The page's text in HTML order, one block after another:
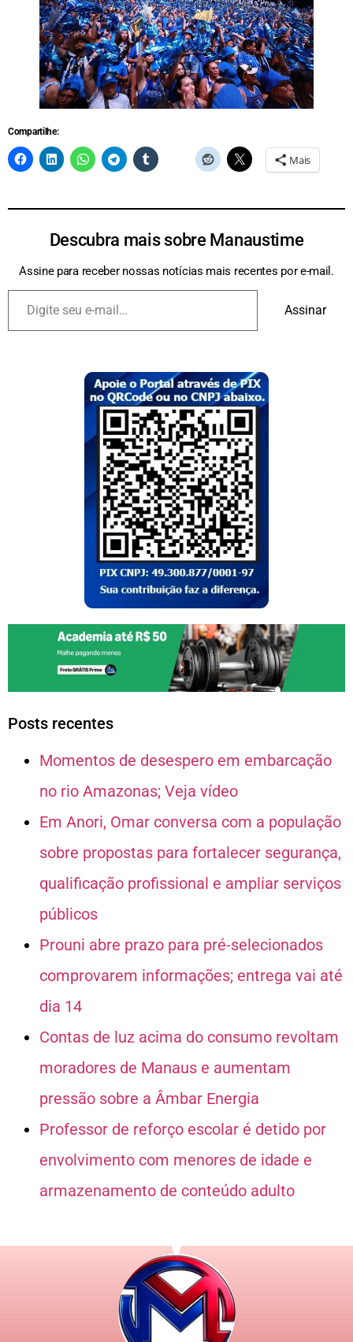
Compartilhe:
Mais
Descubra mais sobre Manaustime
Assine para receber nossas notícias mais recentes por e-mail.
Assinar
Posts recentes
Momentos de desespero em embarcação
no rio Amazonas; Veja vídeo
Em Anori, Omar conversa com a população
sobre propostas para fortalecer segurança,
qualificação profissional e ampliar serviços
públicos
Prouni abre prazo para pré-selecionados
comprovarem informações; entrega vai até
dia 14
Contas de luz acima do consumo revoltam
moradores de Manaus e aumentam
pressão sobre a Âmbar Energia
Professor de reforço escolar é detido por
envolvimento com menores de idade e
armazenamento de conteúdo adulto